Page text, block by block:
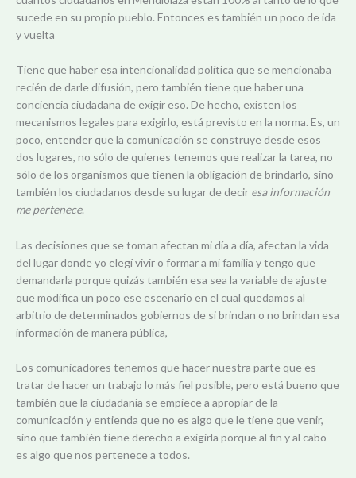
sucede en su propio pueblo. Entonces es también un poco de ida
y vuelta
Tiene que haber esa intencionalidad política que se mencionaba
recién de darle difusión, pero también tiene que haber una
conciencia ciudadana de exigir eso. De hecho, existen los
mecanismos legales para exigirlo, está previsto en la norma. Es, un
poco, entender que la comunicación se construye desde esos
dos lugares, no sólo de quienes tenemos que realizar la tarea, no
sólo de los organismos que tienen la obligación de brindarlo, sino
también los ciudadanos desde su lugar de decir esa información
me pertenece.
Las decisiones que se toman afectan mi día a día, afectan la vida
del lugar donde yo elegí vivir o formar a mi familia y tengo que
demandarla porque quizás también esa sea la variable de ajuste
que modifica un poco ese escenario en el cual quedamos al
arbitrio de determinados gobiernos de si brindan o no brindan esa
información de manera pública,
Los comunicadores tenemos que hacer nuestra parte que es
tratar de hacer un trabajo lo más fiel posible, pero está bueno que
también que la ciudadanía se empiece a apropiar de la
comunicación y entienda que no es algo que le tiene que venir,
sino que también tiene derecho a exigirla porque al fin y al cabo
es algo que nos pertenece a todos.